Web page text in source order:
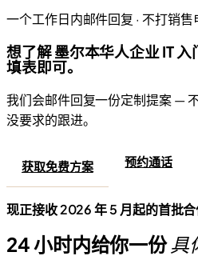
一个工作日内邮件回复 · 不打销售
想了解 墨尔本华人企业 IT
填表即可。
我们会邮件回复一份定制提案 —
没要求的跟进。
获取免费方案 预约通话
现正接收 2026 年 5 月起的首批
24 小时内给你一份具